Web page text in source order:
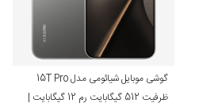
گوشی موبایل شیائومی مدل 15T Pro
ظرفیت 512 گیگابایت رم 12 گیگابایت |